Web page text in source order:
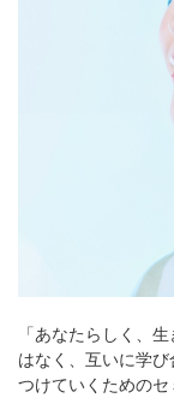
「あなたらしく、
はなく、互いに学
つけていくための